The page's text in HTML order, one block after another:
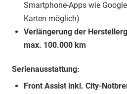
Smartphone-Apps wie
Karten möglich)
Verlängerung der
max. 100.000 km
Serienausstattung:
Front Assist inkl. City-